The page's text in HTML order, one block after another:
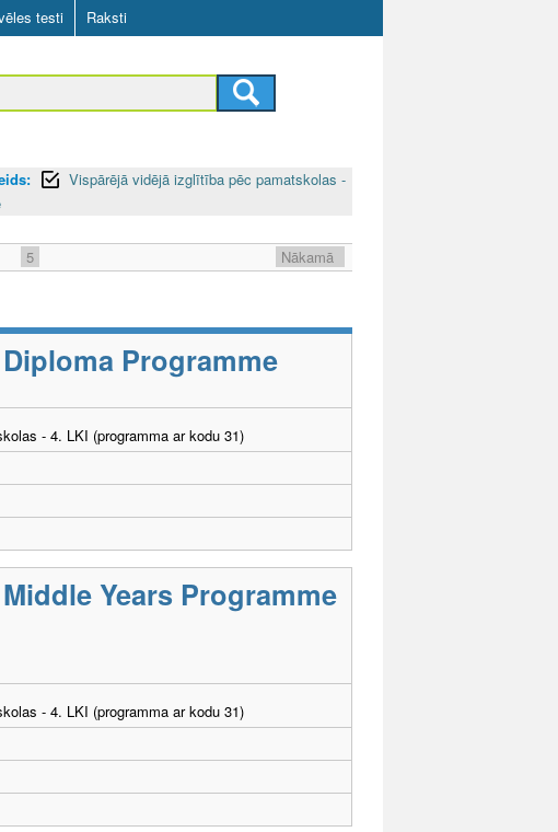
testi Raksti
Vispārējā vidējā izglītība pēc pamatskolas -
5
Nākamā
Programme
- 4. LKI (programma ar kodu 31)
Years Programme
- 4. LKI (programma ar kodu 31)